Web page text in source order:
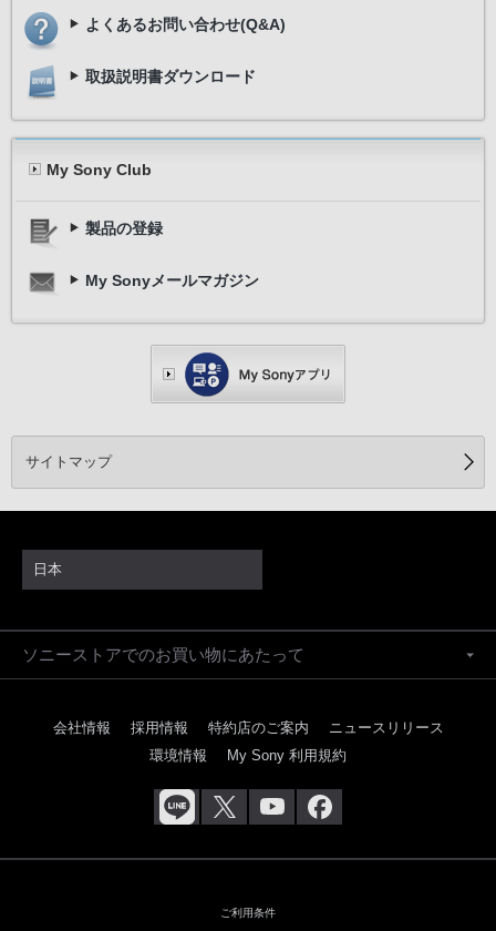
対応iPod/iPhoneについて
◎iPod, iPod classic, iPod nano, iPod touch は
Apple Inc.の商標です。
◎「Made for iPod」「Made for iPhone」とは
るよう設計され、アップルが定める性能基準を
れた電子アクセサリであることを示します。ア
よくあるお問い合わせ(Q&A)
取扱説明書ダウンロード
My Sony Club
製品の登録
My Sonyメールマガジン
サイトマップ
日本
ソニーストアでのお買い物にあたって
会社情報 採用情報 特約店のご案内
ニュースリリース
環境情報
My Sony 利用規約
ご利用条件